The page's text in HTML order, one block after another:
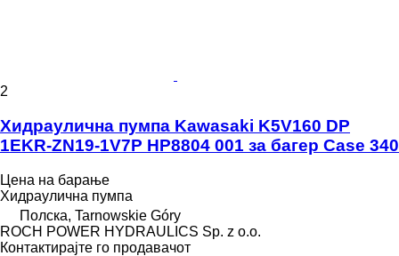
2
Хидраулична пумпа Kawasaki K5V160 DP
1EKR-ZN19-1V7P HP8804 001 за багер Case 340
Цена на барање
Хидраулична пумпа
Полска, Tarnowskie Góry
ROCH POWER HYDRAULICS Sp. z o.o.
Контактирајте го продавачот